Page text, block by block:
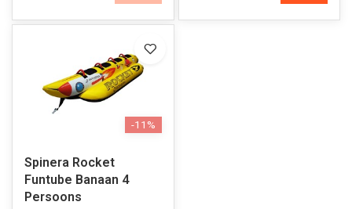
-11%
Spinera Rocket
Funtube Banaan 4
Persoons